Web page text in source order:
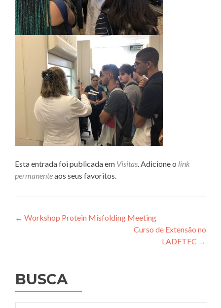
Esta entrada foi publicada em Visitas. Adicione o link
permanenteaos seus favoritos.
Navegação
← Workshop Protein Misfolding Meeting
Curso de Extensão no
LADETEC →
BUSCA